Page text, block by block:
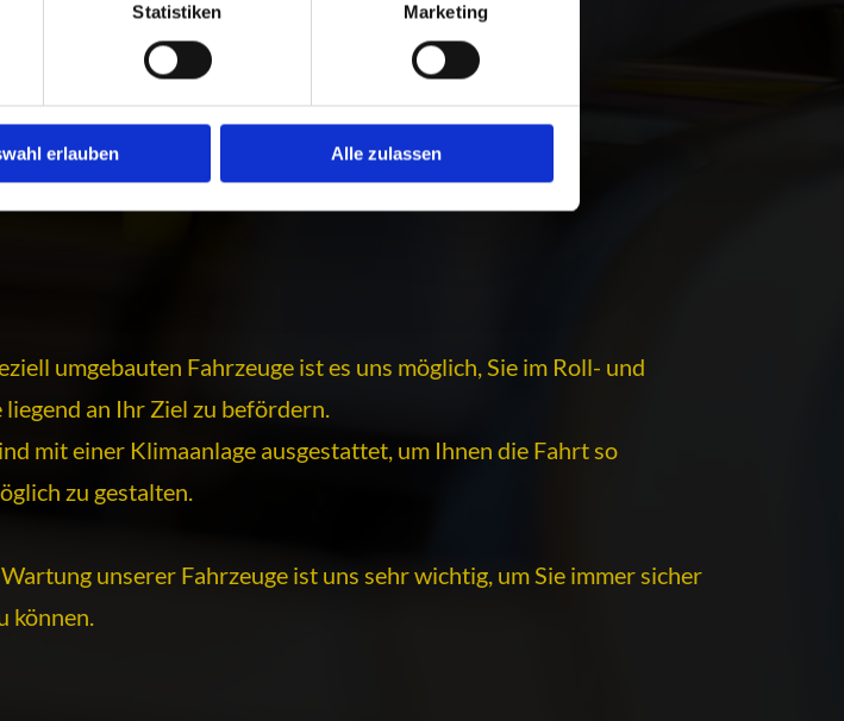
Statistiken Marketing
erlauben Alle zulassen
und von der REHA
umgebauten Fahrzeuge ist es uns möglich, Sie im Roll- und
an Ihr Ziel zu befördern.
mit einer Klimaanlage ausgestattet, um Ihnen die Fahrt so
zu gestalten.
unserer Fahrzeuge ist uns sehr wichtig, um Sie immer sicher
können.